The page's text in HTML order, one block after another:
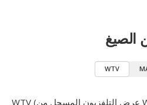
الصيغ
WTV
WTV (عرض التلفزيون المسجل من Windows) هي صيغة تسجيل